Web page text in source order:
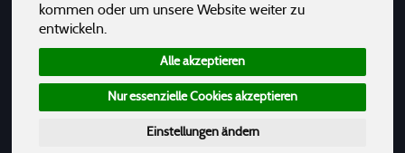
kommen oder um unsere Website weiter zu
entwickeln.
Alle akzeptieren
Nur essenzielle Cookies akzeptieren
Einstellungen ändern